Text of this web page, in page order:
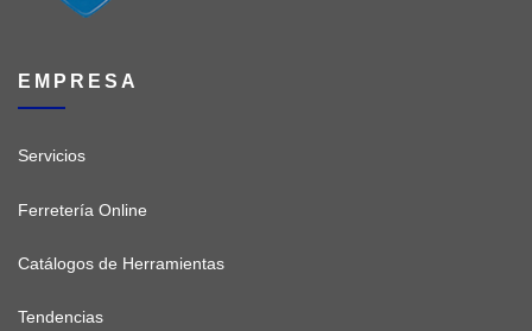
EMPRESA
Servicios
Ferretería Online
Catálogos de Herramientas
Tendencias